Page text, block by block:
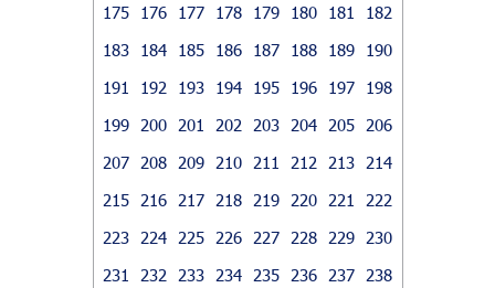
175
176 177 178 179 180 181
182
183
184 185 186 187 188 189
190
191
192 193 194 195 196 197
198
199
200 201 202 203 204 205
206
207
208 209 210 211 212 213
214
215
216 217 218 219 220 221
222
223
224 225 226 227 228 229
230
231
232 233 234 235 236 237
238